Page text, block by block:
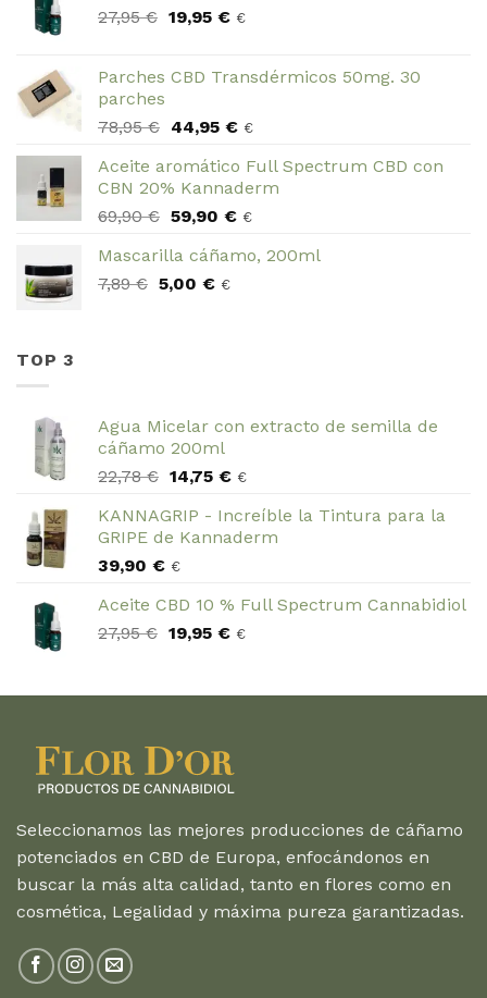
27,95€ El
era:
19,95 €El
es:
€
Parches CBD Transdérmicos 50mg. 30
parches
78,95€ El
original
era:
78,95 €.
44,95 €El
actual
es:
44,95 €.
€
Aceite aromático Full Spectrum CBD con
CBN 20% Kannaderm
69,90€ El
original
era:
59,90 €El
actual
€
Mascarilla cáñamo, 200ml
7,89€ El
5,00 €El
€
TOP 3
Agua Micelar con extracto de semilla de
cáñamo 200ml
22,78€ El
original
era:
22,78 €.
14,75 €El
actual
es:
€
KANNAGRIP - Increíble la Tintura para la
GRIPE de Kannaderm
39,90 € €
Aceite CBD 10 % Full Spectrum Cannabidiol
27,95€ El
era:
19,95 €El
es:
€
Seleccionamos las mejores producciones de cáñamo
potenciados en CBD de Europa, enfocándonos en
buscar la más alta calidad, tanto en flores como en
cosmética, Legalidad y máxima pureza garantizadas.